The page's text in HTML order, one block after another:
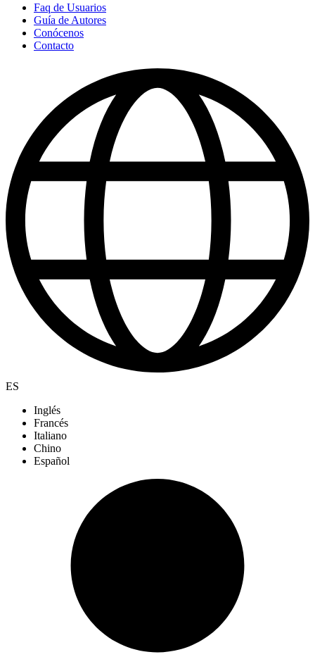
Faq de Usuarios
Guía de Autores
Conócenos
Contacto
ES
Inglés
Francés
Italiano
Chino
Español